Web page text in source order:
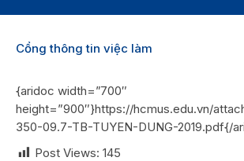
Cổng thông tin việc làm
{aridoc width=”700″
height=”900″}https://hcmus.edu.vn/
350-09.7-TB-TUYEN-DUNG-2019.pdf{/
Post Views: 145